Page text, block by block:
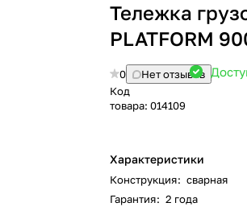
Тележка
PLATFORM
0
Нет отзывов
Код
товара: 014109
Характеристики
Конструкция: сварная
Гарантия: 2 года